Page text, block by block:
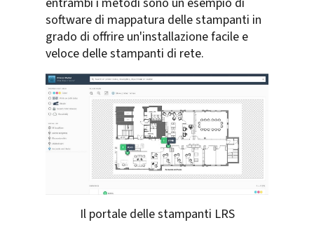
software di mappatura delle stampanti in
grado di offrire un'installazione facile e
veloce delle stampanti di rete.
Il portale delle stampanti LRS